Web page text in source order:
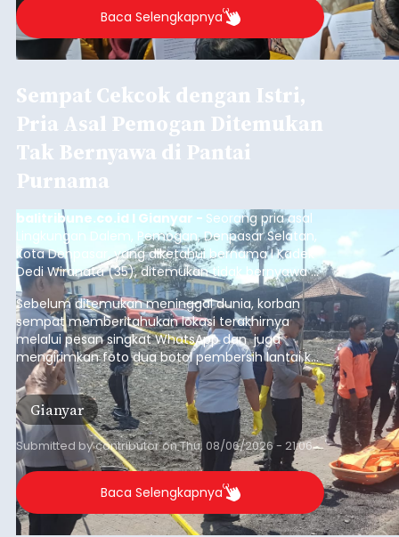
2026.
Baca Selengkapnya
Sempat Cekcok dengan Istri,
Pria Asal Pemogan Ditemukan
Tak Bernyawa di Pantai
Purnama
balitribune.co.id I Gianyar - Seorang pria asal
Lingkungan Dalem, Pemogan, Denpasar Selatan,
Kota Denpasar, yang diketahui bernama I Kadek
Dedi Wiranata (35), ditemukan tidak bernyawa di
pesisir Pantai Purnama, Sukawati.
Sebelum ditemukan meninggal dunia, korban
sempat memberitahukan lokasi terakhirnya
melalui pesan singkat WhatsApp dan juga
mengirimkan foto dua botol pembersih lantai ke
istrinya.
Gianyar
Submitted bycontributoronThu, 08/06/2026 - 21:06
Baca Selengkapnya